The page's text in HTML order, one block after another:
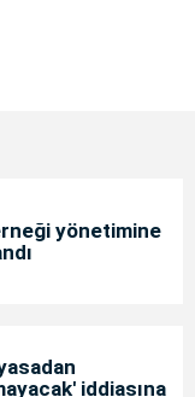
yönetimine
iddiasına